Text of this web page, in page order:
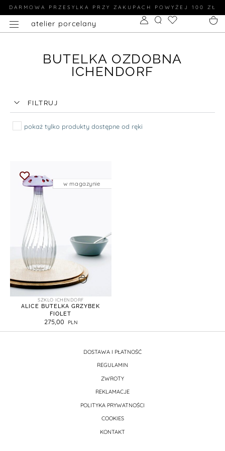
DARMOWA PRZESYLKA PRZY ZAKUPACH POWYŻEJ 100 ZŁ
atelier porcelany
BUTELKA OZDOBNA
ICHENDORF
FILTRUJ
pokaż tylko produkty dostępne od ręki
dodaj do koszyka
SZKLO ICHENDORF
ALICE BUTELKA GRZYBEK
FIOLET
275,00
w magazynie
DOSTAWA I PŁATNOŚĆ
REGULAMIN
ZWROTY
REKLAMACJE
POLITYKA PRYWATNOŚCI
COOKIES
KONTAKT